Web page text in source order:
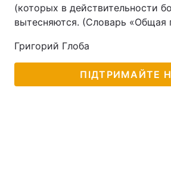
(которых в действительности
вытесняются. (Словарь «Общая
Григорий Глоба
ПІДТРИМАЙТЕ